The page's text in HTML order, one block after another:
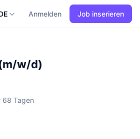
Anmelden Job inserieren
w/d)
68 Tagen